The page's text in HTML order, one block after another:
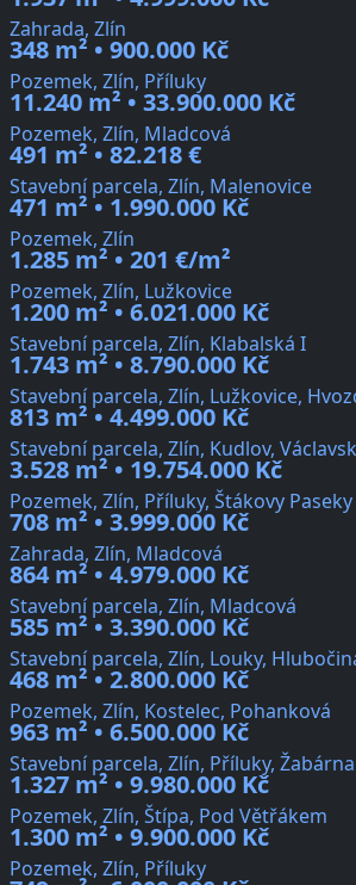
Zahrada, Zlín
348 m² • 900.000 Kč
Pozemek, Zlín, Příluky
11.240 m² • 33.900.000 Kč
Pozemek, Zlín, Mladcová
491 m² • 82.218 €
Stavební parcela, Zlín, Malenovice
471 m² • 1.990.000 Kč
Pozemek, Zlín
1.285 m² • 201 €/m²
Pozemek, Zlín, Lužkovice
1.200 m² • 6.021.000 Kč
Stavební parcela, Zlín, Klabalská I
1.743 m² • 8.790.000 Kč
Stavební parcela, Zlín, Lužkovice,
813 m² • 4.499.000 Kč
Stavební parcela, Zlín, Kudlov,
3.528 m² • 19.754.000 Kč
Pozemek, Zlín, Příluky, Štákovy Paseky
708 m² • 3.999.000 Kč
Zahrada, Zlín, Mladcová
864 m² • 4.979.000 Kč
Stavební parcela, Zlín, Mladcová
585 m² • 3.390.000 Kč
Stavební parcela, Zlín, Louky,
468 m² • 2.800.000 Kč
Pozemek, Zlín, Kostelec, Pohanková
963 m² • 6.500.000 Kč
Stavební parcela, Zlín, Příluky, Žabárna
1.327 m² • 9.980.000 Kč
Pozemek, Zlín, Štípa, Pod Větřákem
1.300 m² • 9.900.000 Kč
Pozemek, Zlín, Příluky